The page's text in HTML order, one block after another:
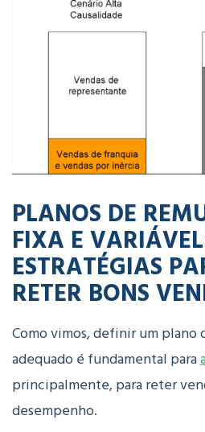
PLANOS DE
FIXA E
ESTRATÉGIAS
RETER BONS
Como vimos, definir um plano
adequado é fundamental para
principalmente, para reter
desempenho.